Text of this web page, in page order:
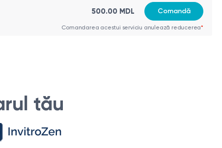
500.00 MDL Comandă
Comandarea acestui serviciu anulează reducerea*
tău